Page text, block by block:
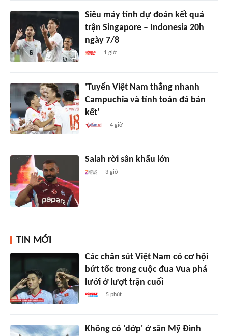
Siêu máy tính dự đoán kết quả
trận Singapore – Indonesia 20h
ngày 7/8
1 giờ
'Tuyển Việt Nam thắng nhanh
Campuchia và tính toán đá bán
kết'
4 giờ
Salah rời sân khấu lớn
3 giờ
TIN MỚI
Các chân sút Việt Nam có cơ hội
bứt tốc trong cuộc đua Vua phá
lưới ở lượt trận cuối
5 phút
Không có 'dớp' ở sân Mỹ Đình